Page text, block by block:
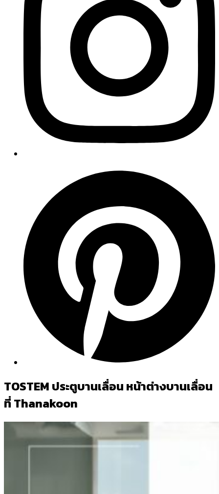
TOSTEM ประตูบานเลื่อน หน้าต่างบานเลื่อน
ที่ Thanakoon